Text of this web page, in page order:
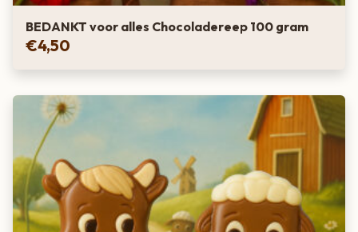
BEDANKT voor alles Chocoladereep 100 gram
€4,50